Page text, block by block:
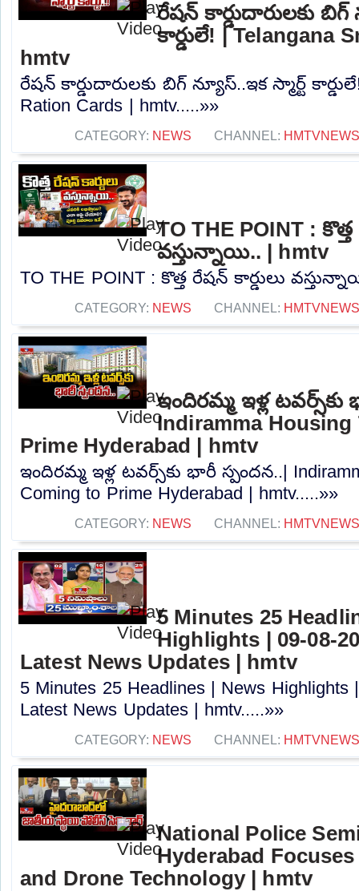
రేషన్ కార్డుదారులకు బిగ్
కార్డులే! | Telangana
hmtv
రేషన్ కార్డుదారులకు బిగ్ న్యూస్..ఇక స్మార్ట్
Ration Cards | hmtv.....»»
CATEGORY: NEWS CHANNEL: HMTVNEWS
TO THE POINT : కొత్త
వస్తున్నాయి.. | hmtv
TO THE POINT : కొత్త రేషన్ కార్డులు
CATEGORY: NEWS CHANNEL: HMTVNEWS
ఇందిరమ్మ ఇళ్ల టవర్స్‌కు
Indiramma
Prime Hyderabad | hmtv
ఇందిరమ్మ ఇళ్ల టవర్స్‌కు భారీ స్పందన..|
Coming to Prime Hyderabad | hmtv.....»»
CATEGORY: NEWS CHANNEL: HMTVNEWS
5 Minutes 25
Highlights | 09-08-
Latest News Updates | hmtv
5 Minutes 25 Headlines | News Highlights
Latest News Updates | hmtv.....»»
CATEGORY: NEWS CHANNEL: HMTVNEWS
National Police
Hyderabad
and Drone Technology | hmtv